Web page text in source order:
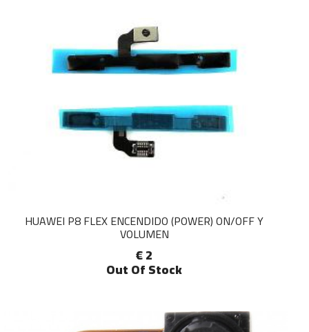
HUAWEI P8 FLEX ENCENDIDO (POWER) ON/OFF Y
VOLUMEN
€ 2
Out Of Stock